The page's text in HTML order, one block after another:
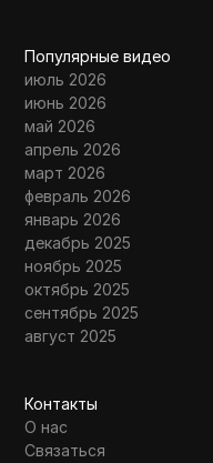
Популярные видео
июль 2026
июнь 2026
май 2026
апрель 2026
март 2026
февраль 2026
январь 2026
декабрь 2025
ноябрь 2025
октябрь 2025
сентябрь 2025
август 2025
Контакты
О нас
Связаться